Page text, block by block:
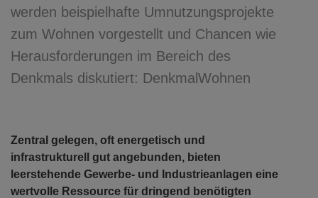
werden beispielhafte Umnutzungsprojekte
zum Wohnen vorgestellt und Chancen wie
Herausforderungen im Bereich des
Denkmals diskutiert: DenkmalWohnen
Zentral gelegen, oft energetisch und
infrastrukturell gut angebunden, bieten
leerstehende Gewerbe- und Industrieanlagen eine
wertvolle Ressource für dringend benötigten